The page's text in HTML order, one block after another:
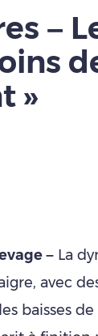
–
»
– La
avec
baisses